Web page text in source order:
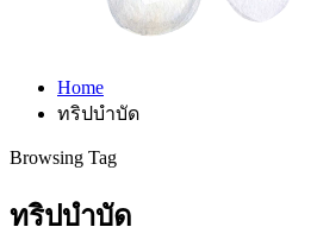
Home
ทริปบำบัด
Browsing Tag
ทริปบำบัด